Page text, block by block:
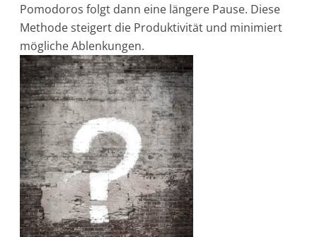
Pomodoros folgt dann eine längere Pause. Diese
Methode steigert die Produktivität und minimiert
mögliche Ablenkungen.